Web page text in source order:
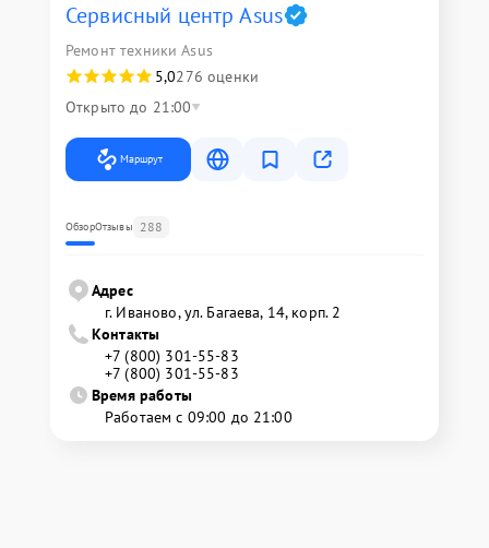
Сервисный центр Asus
Ремонт техники Asus
5,0276 оценки
Открыто до 21:00
Маршрут
ОбзорОтзывы 288
Адрес
г. Иваново, ул. Багаева, 14, корп. 2
Контакты
+7 (800) 301-55-83
+7 (800) 301-55-83
Время работы
Работаем с 09:00 до 21:00